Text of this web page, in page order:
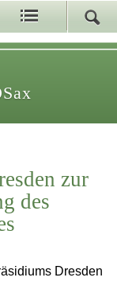
zur
des
Dresden